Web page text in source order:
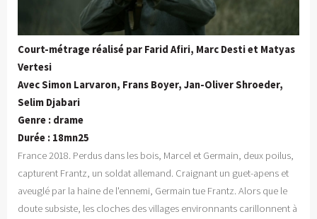
Court-métrage réalisé par Farid Afiri, Marc Desti et Matyas
Vertesi
Avec Simon Larvaron, Frans Boyer, Jan-Oliver Shroeder,
Selim Djabari
Genre : drame
Durée : 18mn25
France 2018. Perdus dans les bois, Marcel et Germain, deux poilus,
capturent Frantz, un soldat allemand. Craignant un guet-apens et
aveuglé par la haine de l'ennemi, Germain tue Frantz. Alors que le
doute subsiste, les cloches des villages environnants carillonnent à